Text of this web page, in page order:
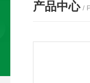
产品中心 /